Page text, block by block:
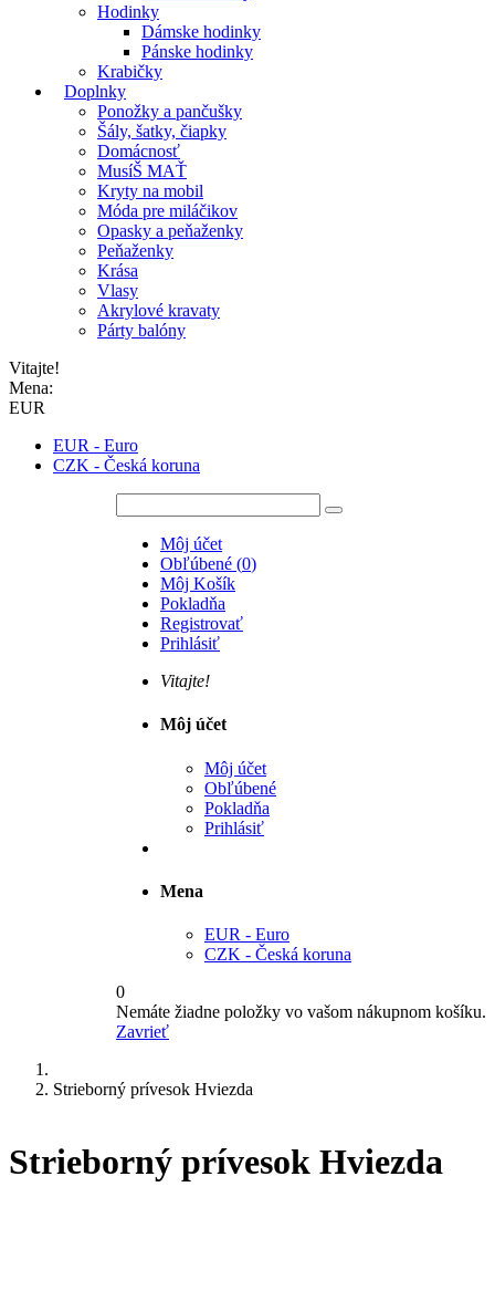
Hodinky
Dámske hodinky
Pánske hodinky
Krabičky
Doplnky
Ponožky a pančušky
Šály, šatky, čiapky
Domácnosť
MusíŠ MAŤ
Kryty na mobil
Móda pre miláčikov
Opasky a peňaženky
Peňaženky
Krása
Vlasy
Akrylové kravaty
Párty balóny
Vitajte!
Mena:
EUR
EUR - Euro
CZK - Česká koruna
Môj účet
Obľúbené (0)
Môj Košík
Pokladňa
Registrovať
Prihlásiť
Vitajte!
Môj účet
Môj účet
Obľúbené
Pokladňa
Prihlásiť
Mena
EUR - Euro
CZK - Česká koruna
0
Nemáte žiadne položky vo vašom nákupnom košíku.
Zavrieť
Strieborný prívesok Hviezda
Strieborný prívesok Hviezda